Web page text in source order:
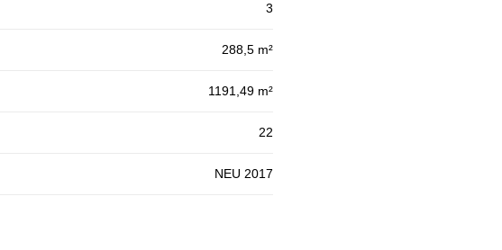
3
288,5 m²
1191,49 m²
22
NEU 2017